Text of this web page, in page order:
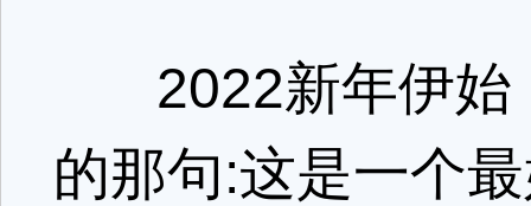
2022新年伊始
的那句:这是一个